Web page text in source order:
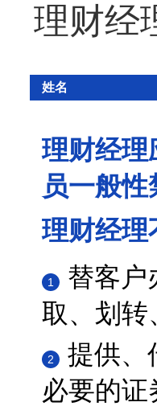
理财经
姓名
理财经理
员一般
理财经理
1
替客户
取、划转
2
提供、
必要的